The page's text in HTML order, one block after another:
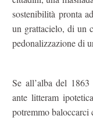
sostenibilità pronta
un grattacielo, di un
pedonalizzazione di
Se all’alba del
ante litteram
potremmo